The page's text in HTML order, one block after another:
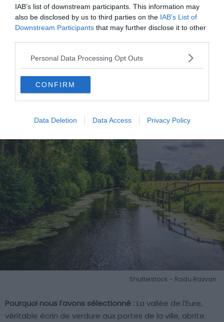
IAB’s list of downstream participants. This information may
also be disclosed by us to third parties on the IAB’s List of
Downstream Participants that may further disclose it to other
Personal Data Processing Opt Outs
CONFIRM
Data Deletion Data Access Privacy Policy
Infos pratiques sur le jardin médiéval
🕐 Horaires d’ouverture: Horaires variables selon
la saison
7. La vallée de l’Eure
Shutterstock – Radu Razvan
Pourquoi nous l’avons sélectionné : La vallée de l’Eure,
véritable écrin de verdure aux portes de la ville, abrite